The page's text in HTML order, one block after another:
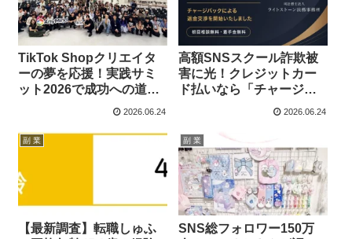
TikTok Shopクリエイタ
ーの夢を応援！実践サミ
ット2026で成功への道筋
2026.06.24
高額SNSスクール詐欺被
害に光！クレジットカー
ド払いなら「チャージバ
ック」で返金交渉のチャ
料】
2026.06.24
副 業
【最新調査】転職しゅふ
副 業
SNS総フォロワー150万